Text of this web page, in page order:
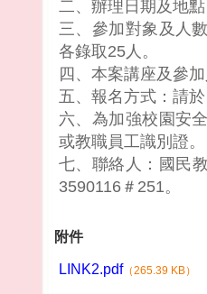
二、辦理日期及地
三、參加對象及人
各錄取25人。
四、本案講座及參
五、報名方式：請
六、為加強校園安
或教職員工識別證。
七、聯絡人：國民
3590116＃251。
附件
LINK2.pdf（265.39 KB）